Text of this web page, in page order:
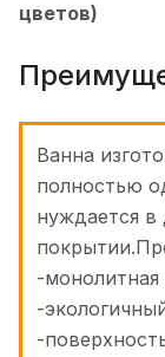
цветов)
Ванна
полностью
нуждается в
-монолитная
-
-